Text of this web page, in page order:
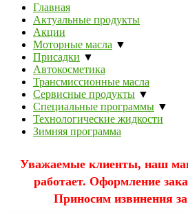
Главная
Актуальные продукты
Акции
Моторные масла ▼
Присадки ▼
Автокосметика
Трансмиссионные масла
Сервисные продукты ▼
Специальные программы ▼
Технологические жидкости
Зимняя программа
Уважаемые клиенты, наш
работает. Оформление
Приносим извинения за